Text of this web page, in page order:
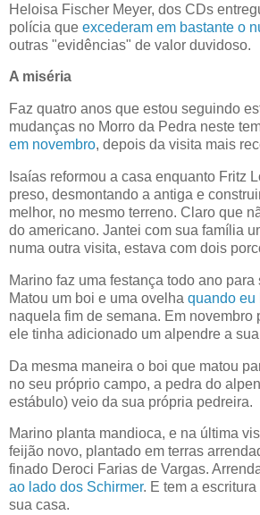
Heloisa Fischer Meyer, dos CDs
polícia que excederam em bastante o
outras "evidências" de valor duvidoso.
A miséria
Faz quatro anos que estou seguindo
mudanças no Morro da Pedra neste
em novembro, depois da visita mais
Isaías reformou a casa enquanto Fritz
preso, desmontando a antiga e
melhor, no mesmo terreno. Claro que
do americano. Jantei com sua família
numa outra visita, estava com dois
Marino faz uma festança todo ano para
Matou um boi e uma ovelha quando eu
naquela fim de semana. Em novembro
ele tinha adicionado um alpendre a
Da mesma maneira o boi que matou
no seu próprio campo, a pedra do
estábulo) veio da sua própria pedreira.
Marino planta mandioca, e na última
feijão novo, plantado em terras
finado Deroci Farias de Vargas.
ao lado dos Schirmer. E tem a
sua casa.